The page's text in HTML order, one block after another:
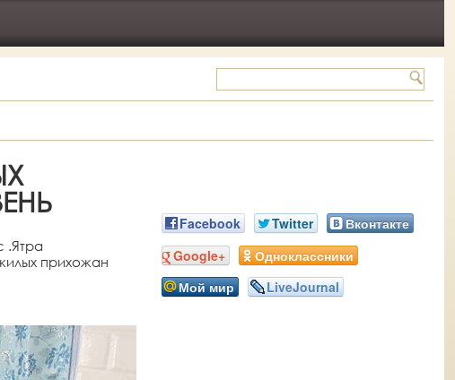
.Ятра
прихожан
Facebook Twitter
Вконтакте
Google+
Одноклассники
Мой мир
LiveJournal